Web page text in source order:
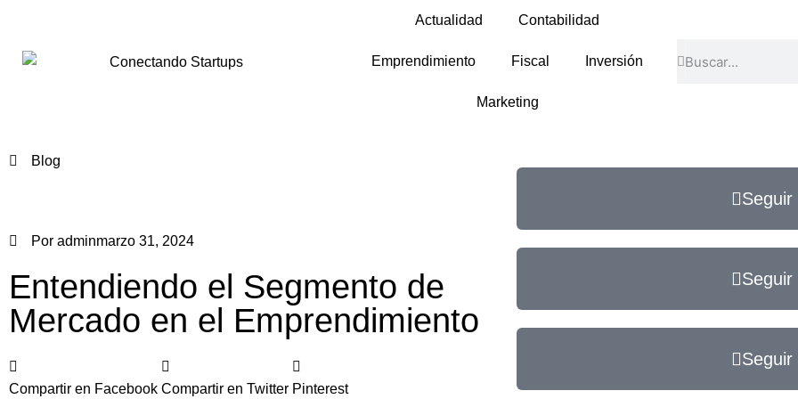
Actualidad Contabilidad
Emprendimiento Fiscal Inversión
Marketing
Blog
Por adminmarzo 31, 2024
Entendiendo el Segmento de
Mercado en el Emprendimiento
Compartir en Facebook Compartir en Twitter Pinterest
Seguir
Seguir
Seguir